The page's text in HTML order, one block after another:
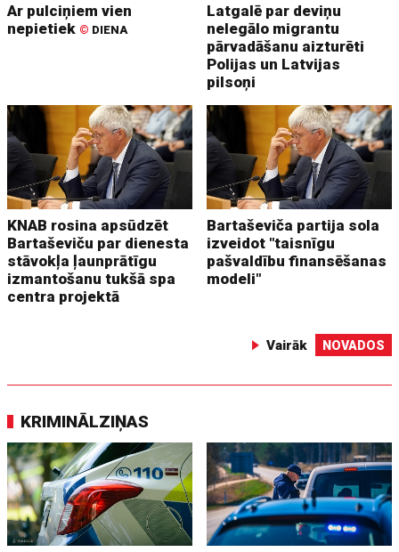
Ar pulciņiem vien
nepietiek © DIENA
Latgalē par deviņu
nelegālo migrantu
pārvadāšanu aizturēti
Polijas un Latvijas
pilsoņi
KNAB rosina apsūdzēt
Bartaševiču par dienesta
stāvokļa ļaunprātīgu
izmantošanu tukšā spa
centra projektā
Bartaševiča partija sola
izveidot "taisnīgu
pašvaldību finansēšanas
modeli"
Vairāk NOVADOS
KRIMINĀLZIŅAS